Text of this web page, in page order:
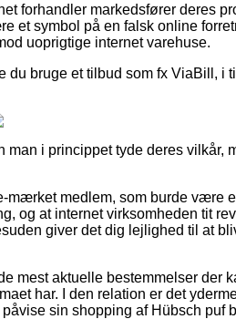
forhandler markedsfører deres
et symbol på en falsk online
uoprigtige internet varehuse.
du bruge et tilbud som fx ViaBill, i
i princippet tyde deres vilkår,
mærket medlem, som burde være
og at internet virksomheden tit
giver det dig lejlighed til at
mest aktuelle bestemmelser der
har. I den relation er det
sin shopping af Hübsch puf